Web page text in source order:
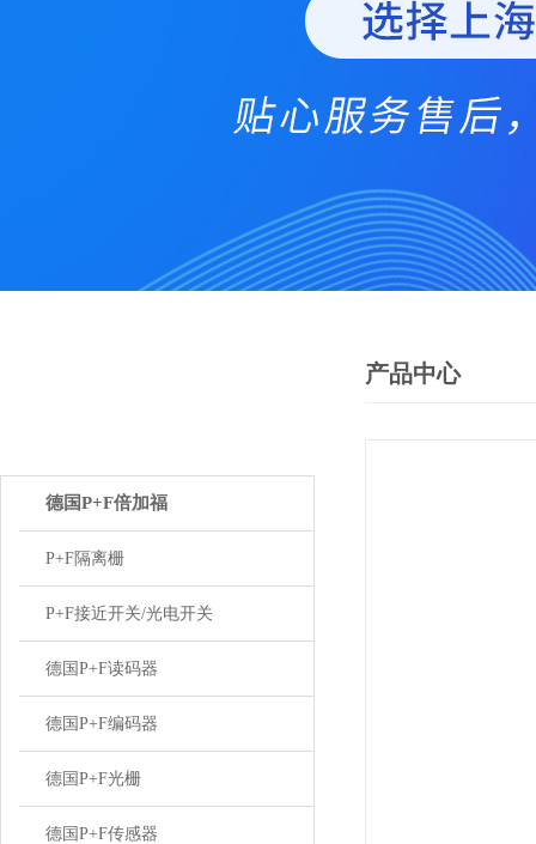
德国P+F倍加福
P+F隔离栅
P+F接近开关/光电开关
德国P+F读码器
德国P+F编码器
德国P+F光栅
德国P+F传感器
产品中心